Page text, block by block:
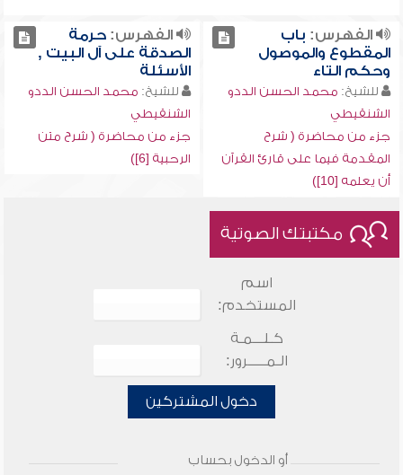
الفهرس: باب
المقطوع والموصول
وحكم التاء
للشيخ: محمد الحسن الددو
الشنقيطي
جزء من محاضرة ( شرح
المقدمة فيما على قارئ القرآن
أن يعلمه [10])
الفهرس:حرمة
الصدقة على آل البيت ,
الأسئلة
للشيخ: محمد الحسن الددو
الشنقيطي
جزء من محاضرة ( شرح متن
الرحبية [6])
مكتبتك الصوتية
اسم
المستخدم:
كـلـــمـة
الـمـــــرور:
دخول المشتركين
أو الدخول بحساب